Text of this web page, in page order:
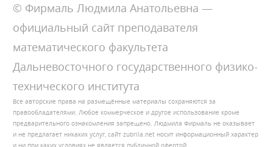
© Фирмаль Людмила Анатольевна —
официальный сайт преподавателя
математического факультета
Дальневосточного государственного физико-
технического института
Все авторские права на размещённые материалы сохраняются за
правообладателями. Любое коммерческое и другое использование кроме
предварительного ознакомления запрещено. Людмила Фирмаль не оказывает
и не предлагает никаких услуг, сайт zubrila.net носит информационный характер